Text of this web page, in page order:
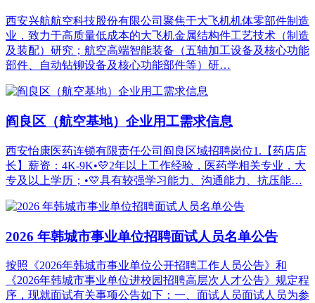
西安兴航航空科技股份有限公司聚焦于大飞机机体零部件制造
业，致力于高质量低成本的大飞机金属结构件工艺技术（制造
及装配）研究；航空高端智能装备（五轴加工设备及核心功能
部件、自动钻铆设备及核心功能部件等）研…
阎良区（航空基地）企业用工需求信息
西安怡康医药连锁有限责任公司阎良区域招聘岗位1.【药店店
长】薪资：4K-9K•💛2年以上工作经验，医药学相关专业，大
专及以上学历；•💛具有较强学习能力、沟通能力、抗压能…
2026 年韩城市事业单位招聘面试人员名单公告
按照《2026年韩城市事业单位公开招聘工作人员公告》和
《2026年韩城市事业单位进校园招聘高层次人才公告》规定程
序，现就面试有关事项公告如下：一、面试人员面试人员为参